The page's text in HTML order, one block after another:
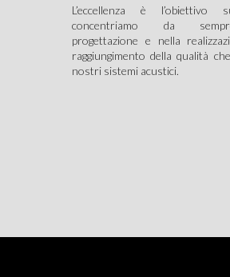
L’eccellenza è
concentriamo da
progettazione e nella
raggiungimento della qualità
nostri sistemi acustici.